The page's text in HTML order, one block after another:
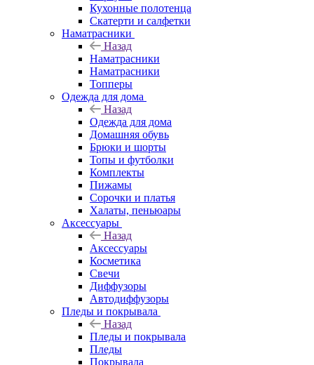
Кухонные полотенца
Скатерти и салфетки
Наматрасники
Назад
Наматрасники
Наматрасники
Топперы
Одежда для дома
Назад
Одежда для дома
Домашняя обувь
Брюки и шорты
Топы и футболки
Комплекты
Пижамы
Сорочки и платья
Халаты, пеньюары
Аксессуары
Назад
Аксессуары
Косметика
Свечи
Диффузоры
Автодиффузоры
Пледы и покрывала
Назад
Пледы и покрывала
Пледы
Покрывала